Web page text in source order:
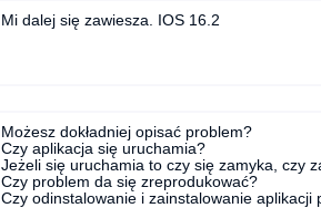
Mi dalej się zawiesza. IOS 16.2
Możesz dokładniej opisać problem?
Czy aplikacja się uruchamia?
Jeżeli się uruchamia to czy się zamyka, czy
Czy problem da się zreprodukować?
Czy odinstalowanie i zainstalowanie aplikacji